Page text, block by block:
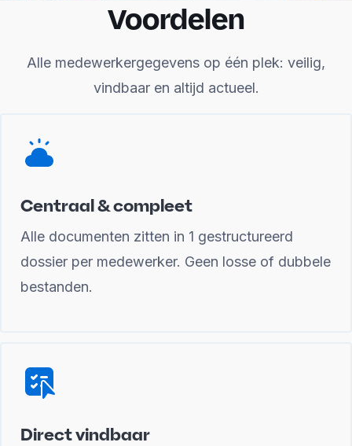
Voordelen
Alle medewerkergegevens op één plek: veilig,
vindbaar en altijd actueel.
Centraal & compleet
Alle documenten zitten in 1 gestructureerd
dossier per medewerker. Geen losse of dubbele
bestanden.
Direct vindbaar